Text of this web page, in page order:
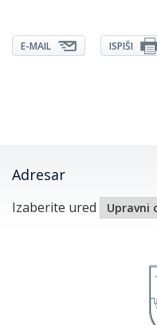
E-MAIL ISPIŠI
Adresar
Izaberite ured